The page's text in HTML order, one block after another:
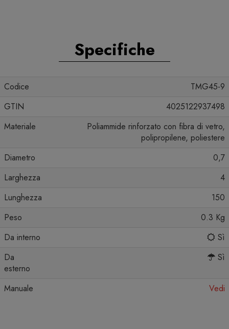
Specifiche
Codice
TMG45-9
GTIN
4025122937498
Materiale
Poliammide rinforzato con fibra di vetro,
polipropilene, poliestere
Diametro
0,7
Larghezza
4
Lunghezza
150
Peso
0.3 Kg
Da interno
Sì
Da
esterno
Sì
Manuale Vedi